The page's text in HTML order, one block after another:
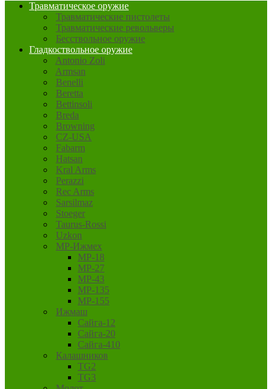
Травматическое оружие
Травматические пистолеты
Травматические револьверы
Бесствольное оружие
Гладкоствольное оружие
Antonio Zoli
Armsan
Benelli
Beretta
Bettinsoli
Breda
Browning
CZ-USA
Fabarm
Hatsan
Kral Arms
Perazzi
Rec Arms
Sarsilmaz
Stoeger
Taurus-Rossi
Uzkon
MP-Ижмех
MP-18
MP-27
MP-43
MP-135
MP-155
Ижмаш
Сайга-12
Сайга-20
Сайга-410
Калашников
TG2
TG3